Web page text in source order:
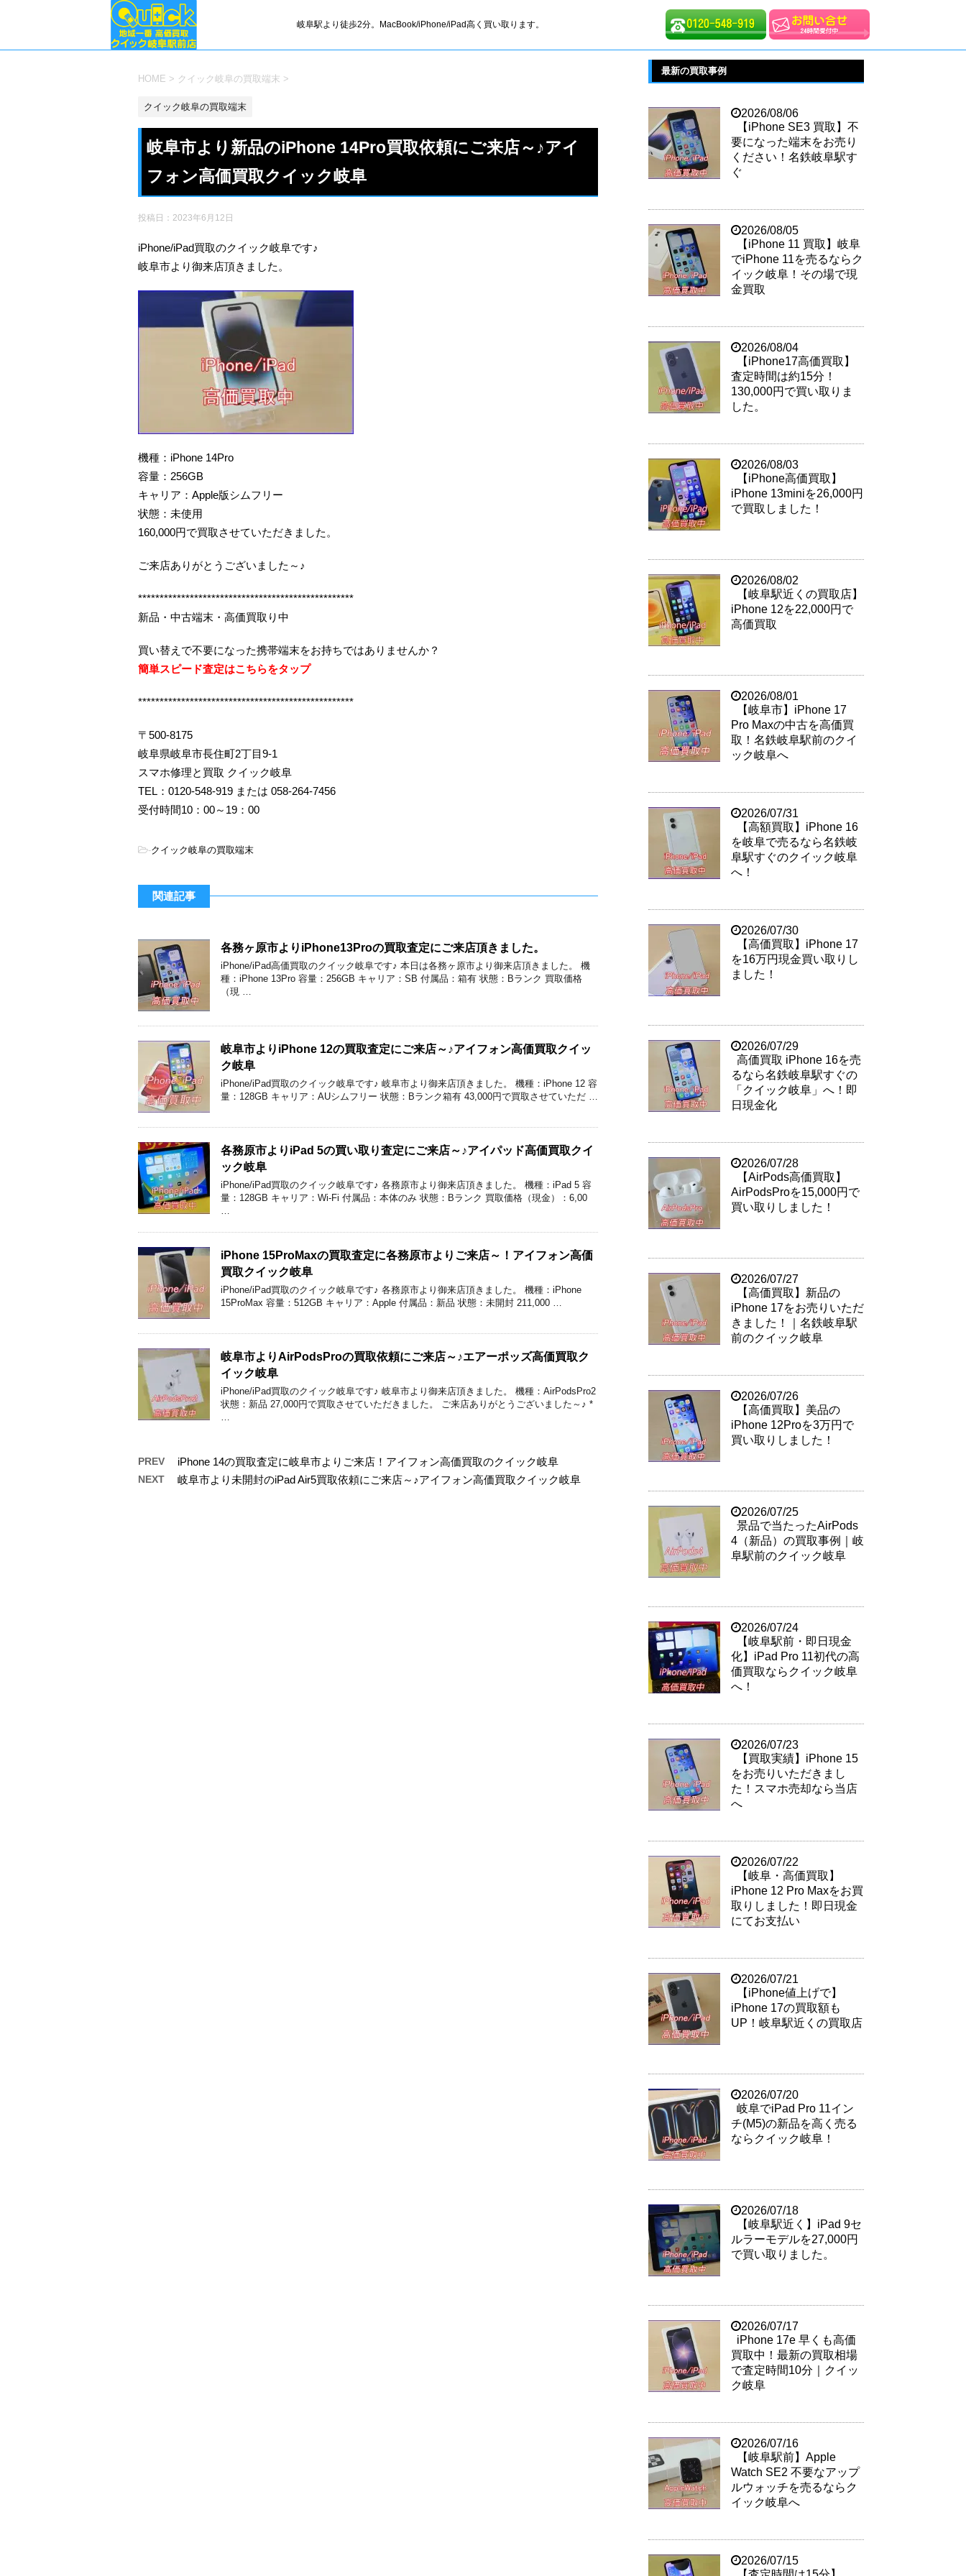
岐阜駅より徒歩2分。MacBook/iPhone/iPad高く買い取ります。
HOME > クイック岐阜の買取端末 >
クイック岐阜の買取端末
岐阜市より新品のiPhone 14Pro買取依頼にご来店～♪アイ
フォン高価買取クイック岐阜
投稿日： 2023年6月12日
iPhone/iPad買取のクイック岐阜です♪
岐阜市より御来店頂きました。
機種：iPhone 14Pro
容量：256GB
キャリア：Apple版シムフリー
状態：未使用
160,000円で買取させていただきました。
ご来店ありがとうございました～♪
**************************************************
新品・中古端末・高価買取り中
買い替えで不要になった携帯端末をお持ちではありませんか？
簡単スピード査定はこちらをタップ
**************************************************
〒500-8175
岐阜県岐阜市長住町2丁目9-1
スマホ修理と買取 クイック岐阜
TEL：0120-548-919 または 058-264-7456
受付時間10：00～19：00
-クイック岐阜の買取端末
関連記事
各務ヶ原市よりiPhone13Proの買取査定にご来店頂きました。
iPhone/iPad高価買取のクイック岐阜です♪ 本日は各務ヶ原市より御来店頂きました。 機
種：iPhone 13Pro 容量：256GB キャリア：SB 付属品：箱有 状態：Bランク 買取価格
（現 …
岐阜市よりiPhone 12の買取査定にご来店～♪アイフォン高価買取クイッ
ク岐阜
iPhone/iPad買取のクイック岐阜です♪ 岐阜市より御来店頂きました。 機種：iPhone 12 容
量：128GB キャリア：AUシムフリー 状態：Bランク箱有 43,000円で買取させていただ …
各務原市よりiPad 5の買い取り査定にご来店～♪アイパッド高価買取クイ
ック岐阜
iPhone/iPad買取のクイック岐阜です♪ 各務原市より御来店頂きました。 機種：iPad 5 容
量：128GB キャリア：Wi-Fi 付属品：本体のみ 状態：Bランク 買取価格（現金）：6,00
…
iPhone 15ProMaxの買取査定に各務原市よりご来店～！アイフォン高価
買取クイック岐阜
iPhone/iPad買取のクイック岐阜です♪ 各務原市より御来店頂きました。 機種：iPhone
15ProMax 容量：512GB キャリア：Apple 付属品：新品 状態：未開封 211,000 …
岐阜市よりAirPodsProの買取依頼にご来店～♪エアーポッズ高価買取ク
イック岐阜
iPhone/iPad買取のクイック岐阜です♪ 岐阜市より御来店頂きました。 機種：AirPodsPro2
状態：新品 27,000円で買取させていただきました。 ご来店ありがとうございました～♪ *
…
PREV iPhone 14の買取査定に岐阜市よりご来店！アイフォン高価買取のクイック岐阜
NEXT 岐阜市より未開封のiPad Air5買取依頼にご来店～♪アイフォン高価買取クイック岐阜
最新の買取事例
2026/08/06
【iPhone SE3 買取】不
要になった端末をお売り
ください！名鉄岐阜駅す
ぐ
2026/08/05
【iPhone 11 買取】岐阜
でiPhone 11を売るならク
イック岐阜！その場で現
金買取
2026/08/04
【iPhone17高価買取】
査定時間は約15分！
130,000円で買い取りま
した。
2026/08/03
【iPhone高価買取】
iPhone 13miniを26,000円
で買取しました！
2026/08/02
【岐阜駅近くの買取店】
iPhone 12を22,000円で
高価買取
2026/08/01
【岐阜市】iPhone 17
Pro Maxの中古を高価買
取！名鉄岐阜駅前のクイ
ック岐阜へ
2026/07/31
【高額買取】iPhone 16
を岐阜で売るなら名鉄岐
阜駅すぐのクイック岐阜
へ！
2026/07/30
【高価買取】iPhone 17
を16万円現金買い取りし
ました！
2026/07/29
高価買取 iPhone 16を売
るなら名鉄岐阜駅すぐの
「クイック岐阜」へ！即
日現金化
2026/07/28
【AirPods高価買取】
AirPodsProを15,000円で
買い取りしました！
2026/07/27
【高価買取】新品の
iPhone 17をお売りいただ
きました！｜名鉄岐阜駅
前のクイック岐阜
2026/07/26
【高価買取】美品の
iPhone 12Proを3万円で
買い取りしました！
2026/07/25
景品で当たったAirPods
4（新品）の買取事例｜岐
阜駅前のクイック岐阜
2026/07/24
【岐阜駅前・即日現金
化】iPad Pro 11初代の高
価買取ならクイック岐阜
へ！
2026/07/23
【買取実績】iPhone 15
をお売りいただきまし
た！スマホ売却なら当店
へ
2026/07/22
【岐阜・高価買取】
iPhone 12 Pro Maxをお買
取りしました！即日現金
にてお支払い
2026/07/21
【iPhone値上げで】
iPhone 17の買取額も
UP！岐阜駅近くの買取店
2026/07/20
岐阜でiPad Pro 11イン
チ(M5)の新品を高く売る
ならクイック岐阜！
2026/07/18
【岐阜駅近く】iPad 9セ
ルラーモデルを27,000円
で買い取りました。
2026/07/17
iPhone 17e 早くも高価
買取中！最新の買取相場
で査定時間10分｜クイッ
ク岐阜
2026/07/16
【岐阜駅前】Apple
Watch SE2 不要なアップ
ルウォッチを売るならク
イック岐阜へ
2026/07/15